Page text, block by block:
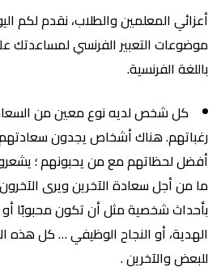
أعزائي المعلمين والطلاب، نقدم لكم
موضوعات التعبير الفرنسي لمساعدتك
باللغة الفرنسية.
كل شخص لديه نوع معين من
رغباتهم. هناك أشخاص يجدون
أفضل لحظاتهم مع من يحبونهم ؛
ما من أجل سعادة الآخرين ويرى
بأحداث شخصية مثل أن تكون محبوبًا أو
الهدية، أو النجاح الوظيفي … كل هذه
للبعض والآخرين .